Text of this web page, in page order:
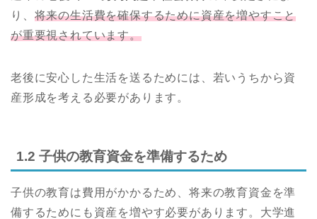
り、 将来の生活費を確保するために資産を増やすこと
が重要視されています。
老後に安心した生活を送るためには、若いうちから資
産形成を考える必要があります。
1.2 子供の教育資金を準備するため
子供の教育は費用がかかるため、将来の教育資金を準
備するためにも資産を増やす必要があります。大学進